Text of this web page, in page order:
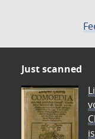
Just scanned